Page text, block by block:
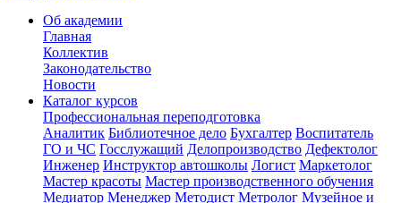
Об академии
Главная
Коллектив
Законодательство
Новости
Каталог курсов
Профессиональная переподготовка
Аналитик Библиотечное дело Бухгалтер Воспитатель
ГО и ЧС Госслужащий Делопроизводство Дефектолог
Инженер Инструктор автошколы Логист Маркетолог
Мастер красоты Мастер производственного обучения
Медиатор Менеджер Методист Метролог Музейное и